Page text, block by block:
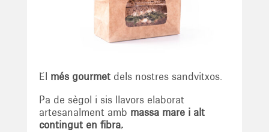
El més gourmetdels nostres sandvitxos.
Pa de sègol i sis llavors elaborat
artesanalment amb massa mare i alt
contingut en fibra.